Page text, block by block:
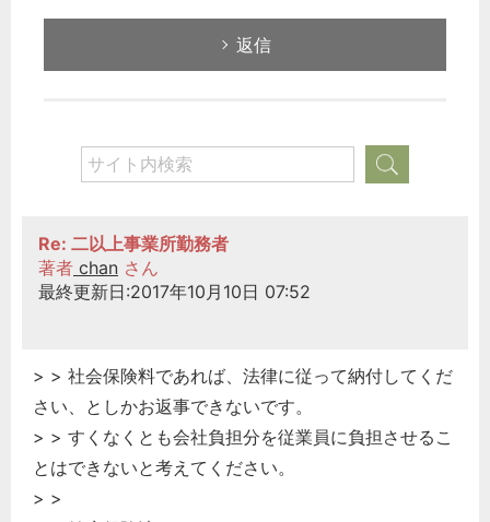
返信
Re: 二以上事業所勤務者
著者 chan さん
最終更新日:2017年10月10日 07:52
> > 社会保険料であれば、法律に従って納付してくだ
さい、としかお返事できないです。
> > すくなくとも会社負担分を従業員に負担させるこ
とはできないと考えてください。
> >